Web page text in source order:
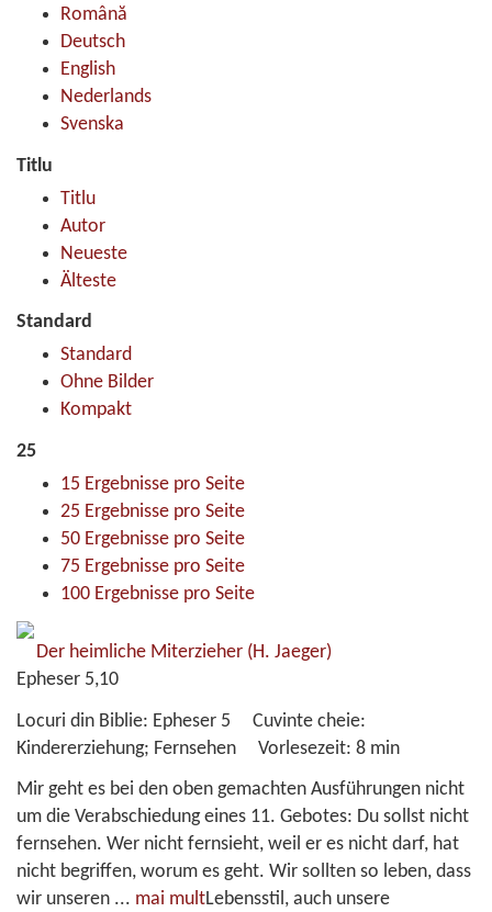
Română
Deutsch
English
Nederlands
Svenska
Titlu
Titlu
Autor
Neueste
Älteste
Standard
Standard
Ohne Bilder
Kompakt
25
15 Ergebnisse pro Seite
25 Ergebnisse pro Seite
50 Ergebnisse pro Seite
75 Ergebnisse pro Seite
100 Ergebnisse pro Seite
Der heimliche Miterzieher (H. Jaeger)
Epheser 5,10
Locuri din Biblie: Epheser 5 Cuvinte cheie:
Kindererziehung; Fernsehen Vorlesezeit: 8 min
Mir geht es bei den oben gemachten Ausführungen nicht
um die Verabschiedung eines 11. Gebotes: Du sollst nicht
fernsehen. Wer nicht fernsieht, weil er es nicht darf, hat
nicht begriffen, worum es geht. Wir sollten so leben, dass
wir unseren ... mai multLebensstil, auch unsere